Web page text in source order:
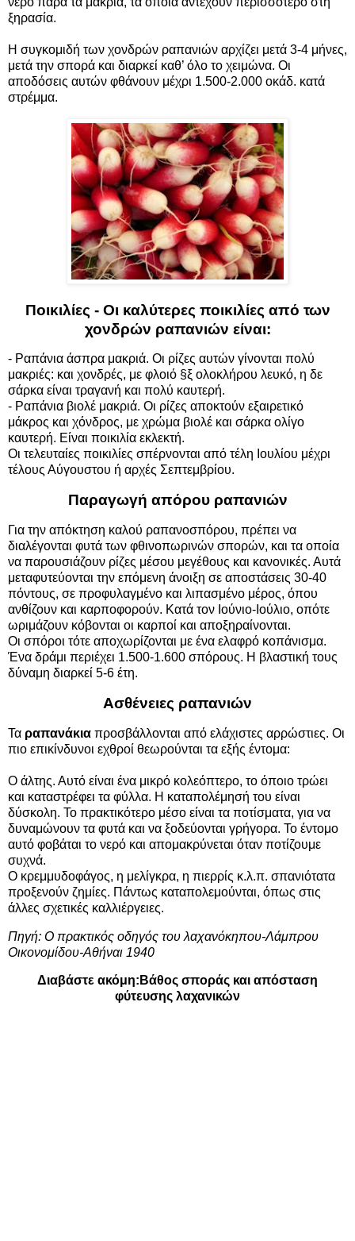
ξηρασία.
Η συγκομιδή των χονδρών ραπανιών αρχίζει μετά 3-4 μήνες,
μετά την σπορά και διαρκεί καθ’ όλο το χειμώνα. Οι
αποδόσεις αυτών φθάνουν μέχρι 1.500-2.000 οκάδ. κατά
στρέμμα.
Ποικιλίες - Οι καλύτερες ποικιλίες από των
χονδρών ραπανιών είναι:
- Ραπάνια άσπρα μακριά. Οι ρίζες αυτών γίνονται πολύ
μακριές: και χονδρές, με φλοιό §ξ ολοκλήρου λευκό, η δε
σάρκα είναι τραγανή και πολύ καυτερή.
- Ραπάνια βιολέ μακριά. Οι ρίζες αποκτούν εξαιρετικό
μάκρος και χόνδρος, με χρώμα βιολέ και σάρκα ολίγο
καυτερή. Είναι ποικιλία εκλεκτή.
Οι τελευταίες ποικιλίες σπέρνονται από τέλη Ιουλίου μέχρι
τέλους Αύγουστου ή αρχές Σεπτεμβρίου.
Παραγωγή απόρου ραπανιών
Για την απόκτηση καλού ραπανοσπόρου, πρέπει να
διαλέγονται φυτά των φθινοπωρινών σπορών, και τα οποία
να παρουσιάζουν ρίζες μέσου μεγέθους και κανονικές. Αυτά
μεταφυτεύονται την επόμενη άνοιξη σε αποστάσεις 30-40
πόντους, σε προφυλαγμένο και λιπασμένο μέρος, όπου
ανθίζουν και καρποφορούν. Κατά τον Ιούνιο-Ιούλιο, οπότε
ωριμάζουν κόβονται οι καρποί και αποξηραίνονται.
Οι σπόροι τότε αποχωρίζονται με ένα ελαφρό κοπάνισμα.
Ένα δράμι περιέχει 1.500-1.600 σπόρους. Η βλαστική τους
δύναμη διαρκεί 5-6 έτη.
Ασθένειες ραπανιών
Τα ραπανάκια προσβάλλονται από ελάχιστες αρρώστιες. Οι
πιο επικίνδυνοι εχθροί θεωρούνται τα εξής έντομα:
Ο άλτης. Αυτό είναι ένα μικρό κολεόπτερο, το όποιο τρώει
και καταστρέφει τα φύλλα. Η καταπολέμησή του είναι
δύσκολη. Το πρακτικότερο μέσο είναι τα ποτίσματα, για να
δυναμώνουν τα φυτά και να ξοδεύονται γρήγορα. Το έντομο
αυτό φοβάται το νερό και απομακρύνεται όταν ποτίζουμε
συχνά.
Ο κρεμμυδοφάγος, η μελίγκρα, η πιερρίς κ.λ.π. σπανιότατα
προξενούν ζημίες. Πάντως καταπολεμούνται, όπως στις
άλλες σχετικές καλλιέργειες.
Πηγή: Ο πρακτικός οδηγός του λαχανόκηπου-Λάμπρου
Οικονομίδου-Αθήναι 1940
Διαβάστε ακόμη: Βάθος σποράς και απόσταση
φύτευσης λαχανικών